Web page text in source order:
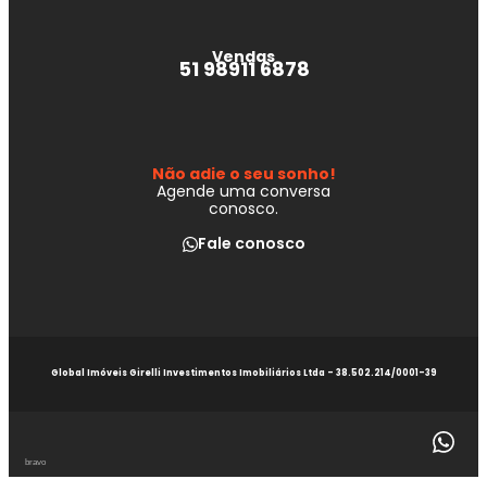
Vendas
51 98911 6878
Não adie o seu sonho!
Agende uma conversa
conosco.
Fale conosco
Global Imóveis Girelli Investimentos Imobiliários Ltda - 38.502.214/0001-39
bravo